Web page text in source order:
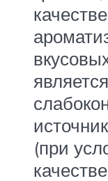
является
(при